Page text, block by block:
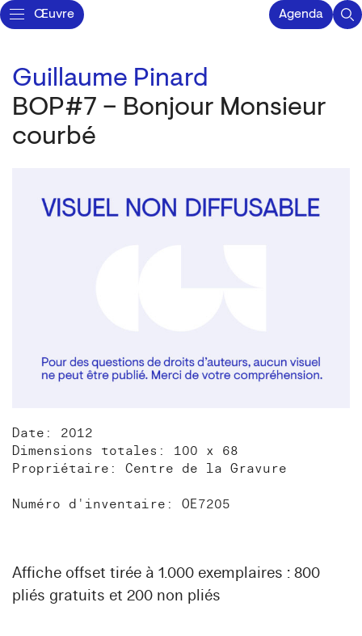
Œuvre Agenda
Guillaume Pinard
BOP#7 – Bonjour Monsieur
courbé
Date: 2012
Dimensions totales: 100 x 68
Propriétaire: Centre de la Gravure
Numéro d'inventaire: OE7205
Affiche offset tirée à 1.000 exemplaires : 800
pliés gratuits et 200 non pliés